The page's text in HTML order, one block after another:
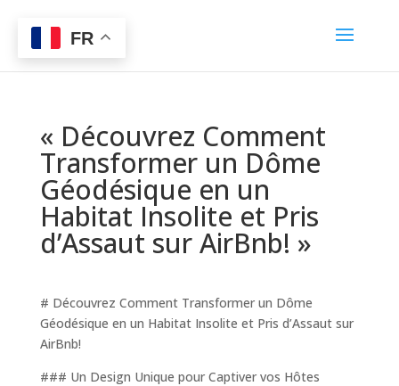
« Découvrez Comment
Transformer un Dôme
Géodésique en un
Habitat Insolite et Pris
d’Assaut sur AirBnb! »
# Découvrez Comment Transformer un Dôme
Géodésique en un Habitat Insolite et Pris d’Assaut sur
AirBnb!
### Un Design Unique pour Captiver vos Hôtes
FR